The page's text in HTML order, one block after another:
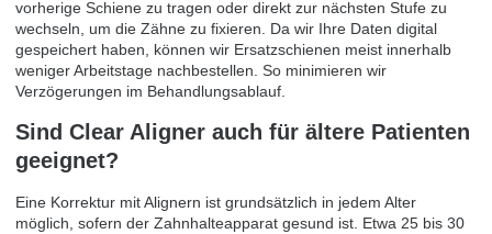
vorherige Schiene zu tragen oder direkt zur nächsten Stufe zu
wechseln, um die Zähne zu fixieren. Da wir Ihre Daten digital
gespeichert haben, können wir Ersatzschienen meist innerhalb
weniger Arbeitstage nachbestellen. So minimieren wir
Verzögerungen im Behandlungsablauf.
Sind Clear Aligner auch für ältere Patienten
geeignet?
Eine Korrektur mit Alignern ist grundsätzlich in jedem Alter
möglich, sofern der Zahnhalteapparat gesund ist. Etwa 25 bis 30